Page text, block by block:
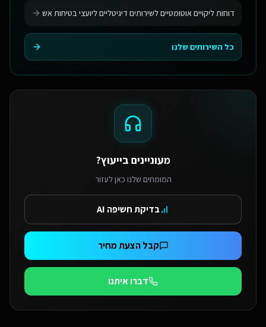
דוחות ליקויים אוטומטיים לשירותים דיגיטליים ליועצי בטיחות אש
כל השירותים שלנו
מעוניינים בייעוץ?
המומחים שלנו כאן לעזור
בדיקת חשיפה AI
קבל הצעת מחיר
דברו איתנו